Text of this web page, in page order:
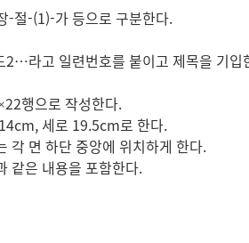
-(1)-가 등으로 구분한다.
라고 일련번호를 붙이고 제목을 기입
행으로 작성한다.
세로 19.5cm로 한다.
각 면 하단 중앙에 위치하게 한다.
같은 내용을 포함한다.